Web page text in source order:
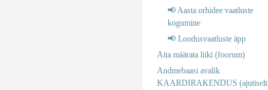
📢 Aasta orhidee vaatluste
kogumine
📢 Loodusvaatluste äpp
Aita määrata liiki (foorum)
Andmebaasi avalik
KAARDIRAKENDUS (ajutiselt